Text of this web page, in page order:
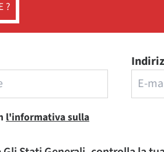
?
l'informativa sulla